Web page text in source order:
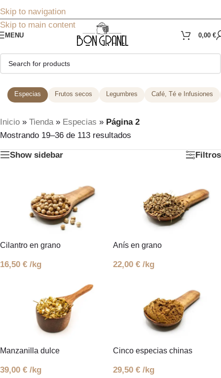
Skip to navigation
Skip to main content
MENU 0,00 €
Especias Frutos secos Legumbres Café, Té e Infusiones
Inicio » Tienda» Especias » Página 2
Mostrando 19–36 de 113 resultados
Show sidebar Filtros
Cilantro en grano
16,50 € /kg
Anís en grano
22,00 € /kg
Manzanilla dulce
39,00 € /kg
Cinco especias chinas
29,50 € /kg